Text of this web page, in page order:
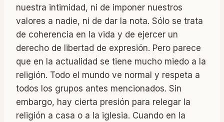
nuestra intimidad, ni de imponer nuestros
valores a nadie, ni de dar la nota. Sólo se trata
de coherencia en la vida y de ejercer un
derecho de libertad de expresión. Pero parece
que en la actualidad se tiene mucho miedo a la
religión. Todo el mundo ve normal y respeta a
todos los grupos antes mencionados. Sin
embargo, hay cierta presión para relegar la
religión a casa o a la iglesia. Cuando en la